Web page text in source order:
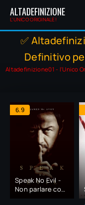
ALTADEFINIZIONE
L'UNICO ORIGINALE!
✅
Definitivo
Altadefinizione01 - l'Unico
6.9
Speak No Evil -
Non parlare con